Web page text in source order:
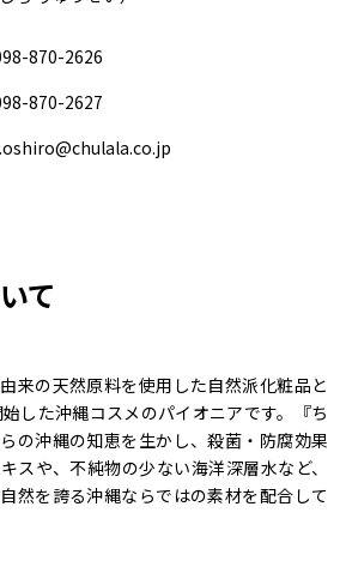
870-2626
870-2627
て
来の天然原料を使用した自然派化粧品と
した沖縄コスメのパイオニアです。『ち
の沖縄の知恵を生かし、殺菌・防腐効果
スや、不純物の少ない海洋深層水など、
然を誇る沖縄ならではの素材を配合して